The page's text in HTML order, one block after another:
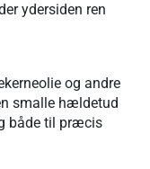
ydersiden ren
og andre
smalle hældetud
både til præcis